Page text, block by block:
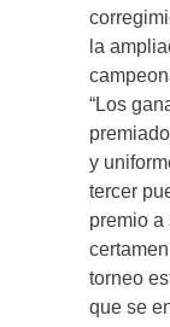
la
“Los
y
tercer
premio a
torneo
que se